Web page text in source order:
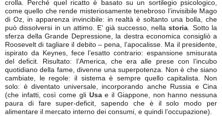
crolla. Perché quel ricatto è basato su un sortilegio psicologico,
come quello che rende misteriosamente tenebroso l’invisibile Mago
di Oz, in apparenza invincibile: in realtà è soltanto una bolla, che
può dissolversi in un attimo. E’ già successo, nellastoria . Sotto la
sferza della Grande Depressione, la destra economica consigliò a
Roosevelt di tagliare il debito – pena, l’apocalisse. Ma il presidente,
ispirato da Keynes, fece l’esatto contrario: espansione smisurata
del deficit. Risultato: l’America, che era alle prese con l’incubo
quotidiano della fame, divenne una superpotenza. Non è che siano
cambiate, le regole: il sistema è sempre quello capitalista. Non
solo: è diventato universale, incorporando anche Russia e Cina
(che infatti, così come gli Usae il Giappone, non hanno nessuna
paura di fare super-deficit, sapendo che è il solo modo per
alimentare il mercato interno dei consumi, e quindi l’occupazione).